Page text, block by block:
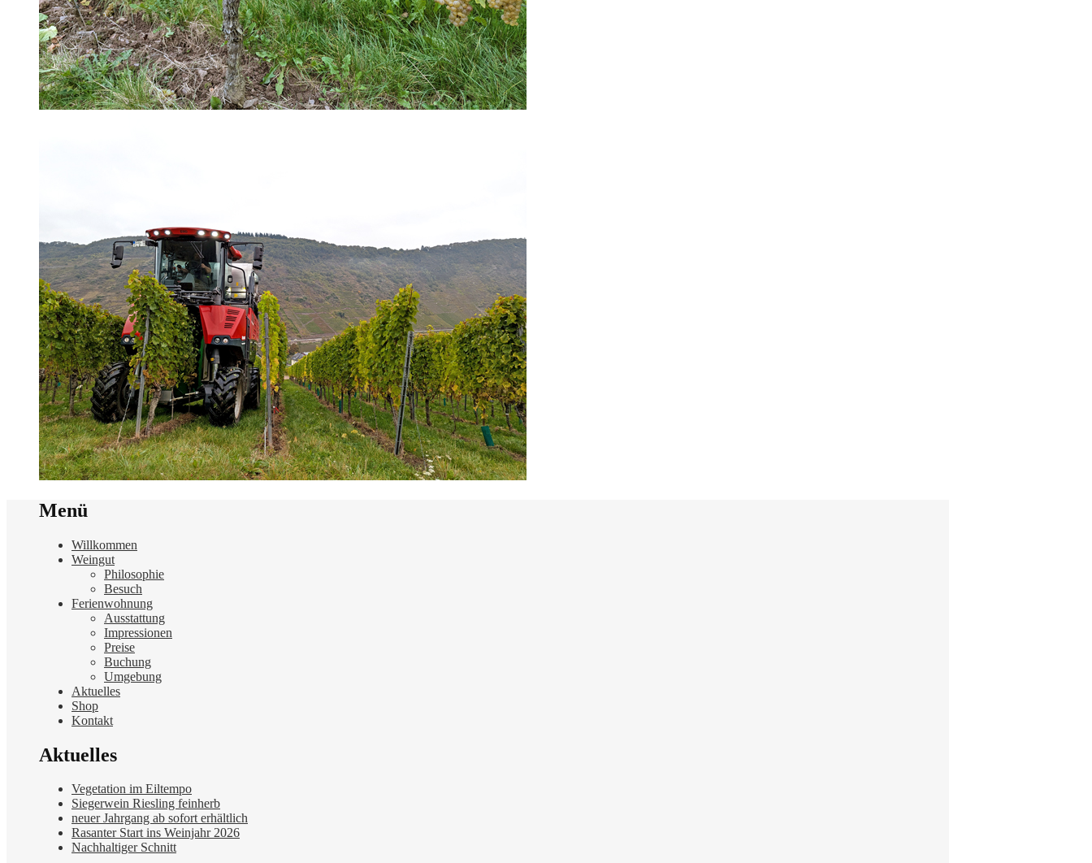
Menü
Willkommen
Weingut
Philosophie
Besuch
Ferienwohnung
Ausstattung
Impressionen
Preise
Buchung
Umgebung
Aktuelles
Shop
Kontakt
Aktuelles
Vegetation im Eiltempo
Siegerwein Riesling feinherb
neuer Jahrgang ab sofort erhältlich
Rasanter Start ins Weinjahr 2026
Nachhaltiger Schnitt